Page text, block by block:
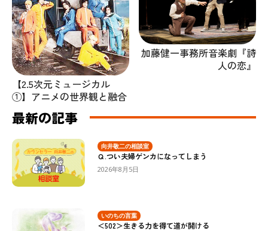
【2.5次元ミュージカル
①】アニメの世界観と融合
加藤健一事務所音楽劇『詩
人の恋』
最新の記事
向井敬二の相談室
Ｑ.つい夫婦ゲンカになってしまう
2026年8月5日
いのちの言葉
＜502＞生きる力を得て道が開ける